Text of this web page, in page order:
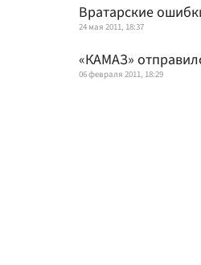
Вратарские
24 мая 2011, 18:37
«КАМАЗ»
06 февраля 2011, 18:29